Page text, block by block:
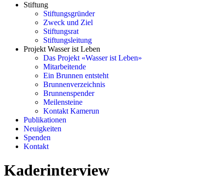
Stiftung
Stiftungsgründer
Zweck und Ziel
Stiftungsrat
Stiftungsleitung
Projekt Wasser ist Leben
Das Projekt «Wasser ist Leben»
Mitarbeitende
Ein Brunnen entsteht
Brunnenverzeichnis
Brunnenspender
Meilensteine
Kontakt Kamerun
Publikationen
Neuigkeiten
Spenden
Kontakt
Kaderinterview